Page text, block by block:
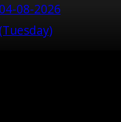
04-08-2026
(Tuesday)